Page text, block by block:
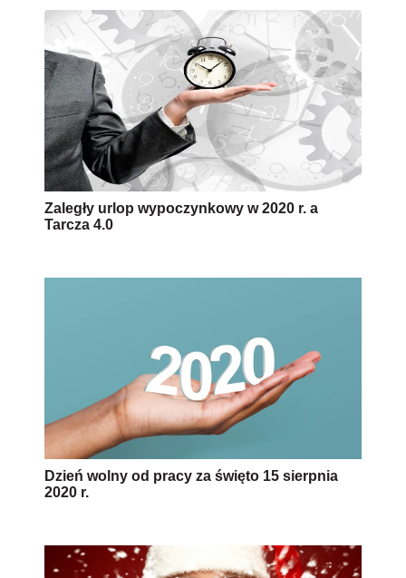
Zaległy urlop wypoczynkowy w 2020 r. a
Tarcza 4.0
Dzień wolny od pracy za święto 15 sierpnia
2020 r.